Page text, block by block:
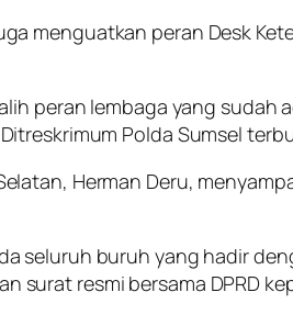
menguatkan peran Desk
peran lembaga yang
Polda Sumsel
Herman Deru,
seluruh buruh yang hadir
surat resmi bersama DPRD